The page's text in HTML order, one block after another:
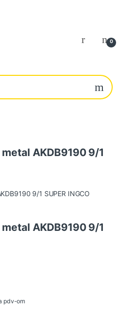
0
AKDB9190 9/1
AKDB9190 9/1
pdv-om